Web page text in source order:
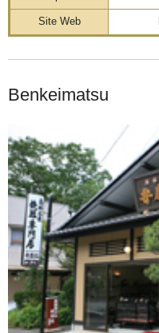
Site Web
Benkeimatsu